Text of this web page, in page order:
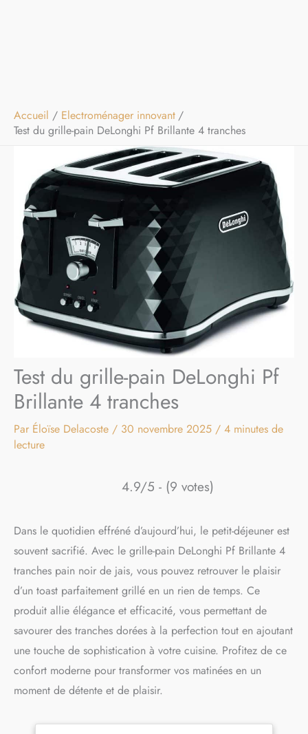
Accueil
Electroménager innovant
Test du grille-pain DeLonghi Pf Brillante 4 tranches
Test du grille-pain DeLonghi Pf
Brillante 4 tranches
Par Éloïse Delacoste / 30 novembre 2025 / 4 minutes de
lecture
4.9/5 - (9 votes)
Dans le quotidien effréné d’aujourd’hui, le petit-déjeuner est
souvent sacrifié. Avec le grille-pain DeLonghi Pf Brillante 4
tranches pain noir de jais, vous pouvez retrouver le plaisir
d’un toast parfaitement grillé en un rien de temps. Ce
produit allie élégance et efficacité, vous permettant de
savourer des tranches dorées à la perfection tout en ajoutant
une touche de sophistication à votre cuisine. Profitez de ce
confort moderne pour transformer vos matinées en un
moment de détente et de plaisir.